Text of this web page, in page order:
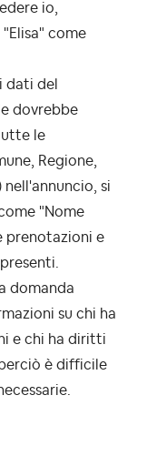
io,
come
dati del
dovrebbe
le
Regione,
si
"Nome
prenotazioni e
domanda
su chi ha
e chi ha diritti
è difficile